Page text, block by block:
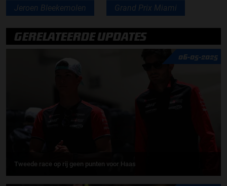
Jeroen Bleekemolen Grand Prix Miami
GERELATEERDE UPDATES
06-05-2025
Tweede race op rij geen punten voor Haas